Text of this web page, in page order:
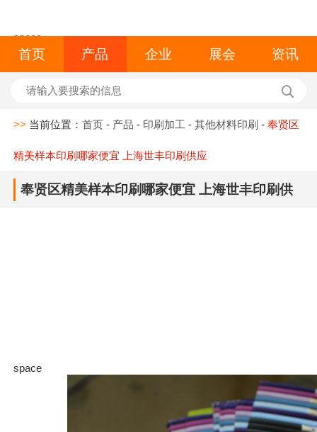
space
首页 产品 企业 展会 资讯
>> 当前位置：首页 - 产品 - 印刷加工 -其他材料印刷 -奉贤区
精美样本印刷哪家便宜 上海世丰印刷供应
奉贤区精美样本印刷哪家便宜 上海世丰印刷供
space